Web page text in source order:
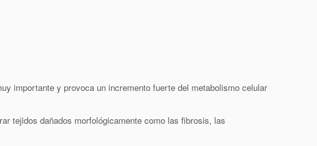
importante y provoca un incremento fuerte del metabolismo celular
tejidos dañados morfológicamente como las fibrosis, las